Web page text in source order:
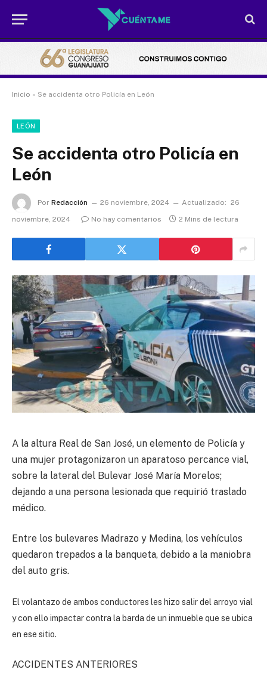
Inicio » Se accidenta otro Policía en León
LEÓN
Se accidenta otro Policía en
León
Por Redacción 26 noviembre, 2024 Actualizado: 26
noviembre, 2024
No hay comentarios 2 Mins de lectura
A la altura Real de San José, un elemento de Policía y
una mujer protagonizaron un aparatoso percance vial,
sobre la lateral del Bulevar José María Morelos;
dejando a una persona lesionada que requirió traslado
médico.
Entre los bulevares Madrazo y Medina, los vehículos
quedaron trepados a la banqueta, debido a la maniobra
del auto gris.
El volantazo de ambos conductores les hizo salir del arroyo vial
y con ello impactar contra la barda de un inmueble que se ubica
en ese sitio.
ACCIDENTES ANTERIORES